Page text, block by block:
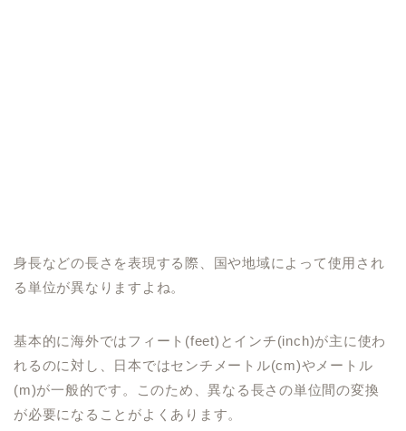
身長などの長さを表現する際、国や地域によって使用され
る単位が異なりますよね。
基本的に海外ではフィート(feet)とインチ(inch)が主に使わ
れるのに対し、日本ではセンチメートル(cm)やメートル
(m)が一般的です。このため、異なる長さの単位間の変換
が必要になることがよくあります。